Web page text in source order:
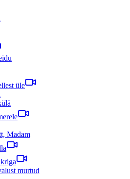
üle
Madam
murtud